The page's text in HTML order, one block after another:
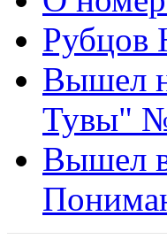
Рубцов
Вышел
Тувы" №
Вышел